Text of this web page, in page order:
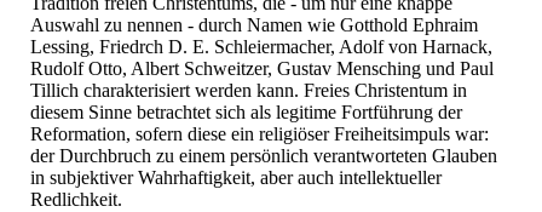
Auswahl zu nennen - durch Namen wie Gotthold Ephraim
Lessing, Friedrch D. E. Schleiermacher, Adolf von Harnack,
Rudolf Otto, Albert Schweitzer, Gustav Mensching und Paul
Tillich charakterisiert werden kann. Freies Christentum in
diesem Sinne betrachtet sich als legitime Fortführung der
Reformation, sofern diese ein religiöser Freiheitsimpuls war:
der Durchbruch zu einem persönlich verantworteten Glauben
in subjektiver Wahrhaftigkeit, aber auch intellektueller
Redlichkeit.